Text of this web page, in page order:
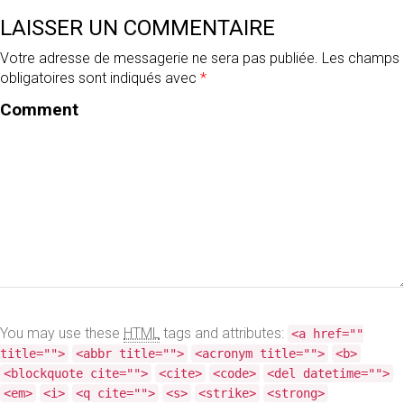
ISÈRE
PARE-
QUE
?
LAISSER UN COMMENTAIRE
Votre adresse de messagerie ne sera pas publiée. Les champs
obligatoires sont indiqués avec *
Comment
You may use these HTML tags and attributes: <a href=""
title="">
<abbr title=""> <acronym title="">
<b>
<blockquote cite="">
<cite> <code>
<del datetime="">
<em>
<i> <q cite=""> <s> <strike> <strong>